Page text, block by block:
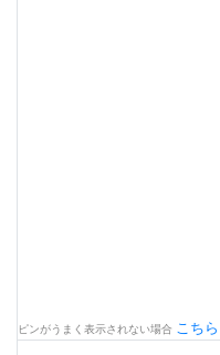
ピンがうまく表示されない場合 こちら